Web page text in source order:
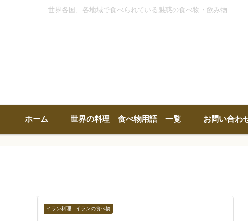
世界各国、各地域で食べられている魅惑の食べ物・飲み物
ホーム 世界の料理 食べ物用語 一覧 お問い合わ
イラン料理 イランの食べ物